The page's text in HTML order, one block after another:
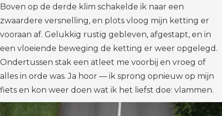
Boven op de derde klim schakelde ik naar een
zwaardere versnelling, en plots vloog mijn ketting er
vooraan af. Gelukkig rustig gebleven, afgestapt, en in
een vloeiende beweging de ketting er weer opgelegd.
Ondertussen stak een atleet me voorbij en vroeg of
alles in orde was. Ja hoor — ik sprong opnieuw op mijn
fiets en kon weer doen wat ik het liefst doe: vlammen.